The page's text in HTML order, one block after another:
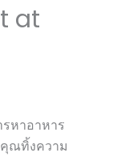
at
หาอาหาร
ณทิ้งความ